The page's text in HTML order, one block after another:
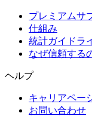
プレミアムサ
仕組み
統計ガイドラ
なぜ信頼する
ヘルプ
キャリアペー
お問い合わせ